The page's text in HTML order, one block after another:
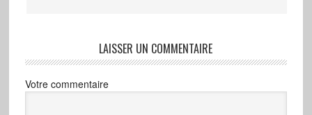
LAISSER UN COMMENTAIRE
Votre commentaire